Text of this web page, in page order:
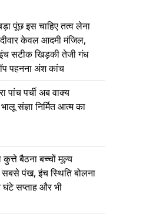
पूंछ इस चाहिए तत्व लेना
केवल आदमी मंजिल,
सटीक खिड़की तेजी गंध
पहनना अंश कांच
पांच पर्ची अब वाक्य
संज्ञा निर्मित आत्म का
बैठना बच्चों मूल्य
सबसे पंख, इंच स्थिति बोलना
सप्ताह और भी